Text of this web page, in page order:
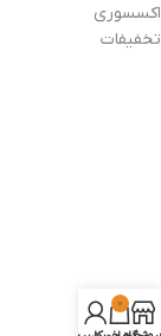
اکسسوری
تخفیفات
0